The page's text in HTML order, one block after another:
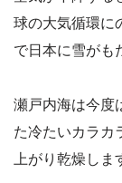
球の大気循環に
で日本に雪がも
瀬戸内海は今度
た冷たいカラカ
上がり乾燥しま